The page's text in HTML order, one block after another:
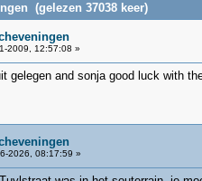
(gelezen 37038 keer)
2009, 12:57:08 »
gelegen and sonja good luck with
2026, 08:17:59 »